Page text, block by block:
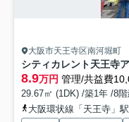
大阪市天王寺区南河堀町
シティカレント天王寺
8.9万円 管理/共益費
29.67㎡ (1DK) /築1年 /8階
大阪環状線「天王寺」